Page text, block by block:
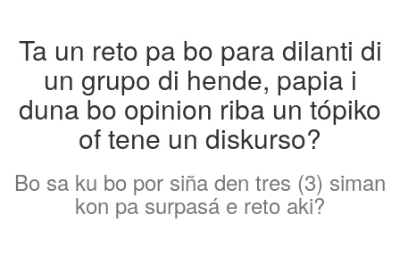
Ta un reto pa bo para dilanti di
un grupo di hende, papia i
duna bo opinion riba un tópiko
of tene un diskurso?
Bo sa ku bo por siña den tres (3) siman
kon pa surpasá e reto aki?